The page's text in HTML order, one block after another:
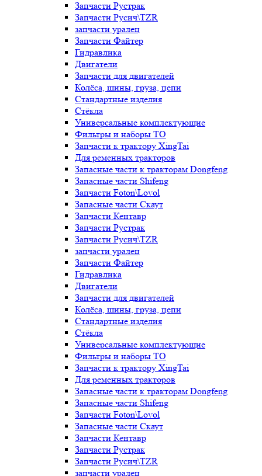
Запчасти Рустрак
Запчасти Русич\TZR
запчасти уралец
Запчасти Файтер
Гидравлика
Двигатели
Запчасти для двигателей
Колёса, шины, груза, цепи
Стандартные изделия
Стёкла
Универсальные комплектующие
Фильтры и наборы ТО
Запчасти к трактору XingTai
Для ременных тракторов
Запасные части к тракторам Dongfeng
Запасные части Shifeng
Запчасти Foton\Lovol
Запасные части Скаут
Запчасти Кентавр
Запчасти Рустрак
Запчасти Русич\TZR
запчасти уралец
Запчасти Файтер
Гидравлика
Двигатели
Запчасти для двигателей
Колёса, шины, груза, цепи
Стандартные изделия
Стёкла
Универсальные комплектующие
Фильтры и наборы ТО
Запчасти к трактору XingTai
Для ременных тракторов
Запасные части к тракторам Dongfeng
Запасные части Shifeng
Запчасти Foton\Lovol
Запасные части Скаут
Запчасти Кентавр
Запчасти Рустрак
Запчасти Русич\TZR
запчасти уралец